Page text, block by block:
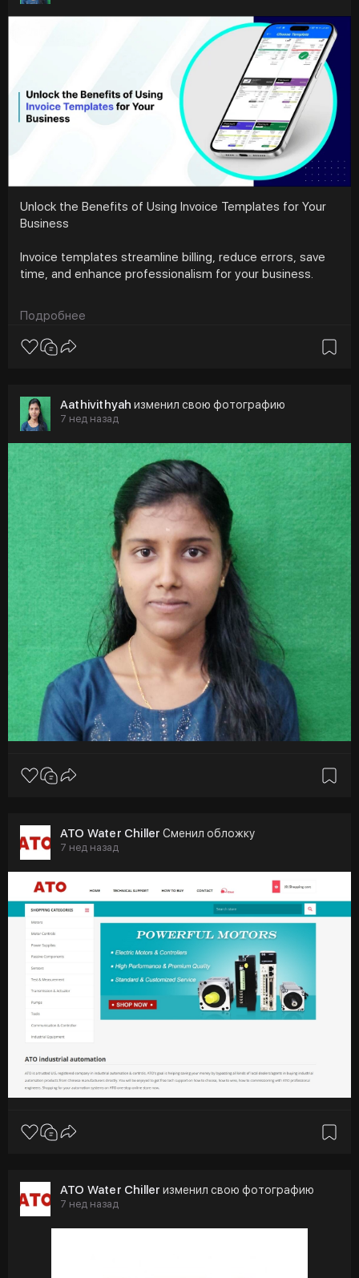
Unlock the Benefits of Using Invoice Templates for Your
Business
Invoice templates streamline billing, reduce errors, save
time, and enhance professionalism for your business.
Invoicing is an essential part of every business, but it
often goes unnoticed. Fortunately, a wide variety of free
invoice templates are available online, making it easier for
businesses from all industries to streamline their billing
Tap the link, to get started
https://www.invoicetemple.com
#free invoice templates #invoice
templates for
your business
#invoice #pdf invoice template
Подробнее
Aathivithyah изменил свою фотографию
7 нед назад
ATO Water Chiller Сменил обложку
7 нед назад
ATO Water Chiller изменил свою фотографию
7 нед назад